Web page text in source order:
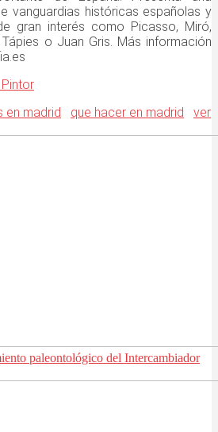
vanguardias históricas españolas y
gran interés como Picasso, Miró,
o Juan Gris. Más información
en madrid que hacer en madrid
ver
paleontológico del Intercambiador